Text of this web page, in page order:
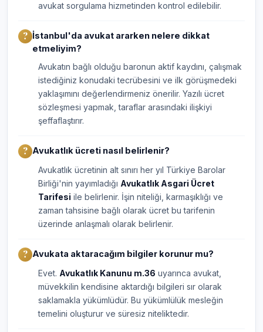
avukat sorgulama hizmetinden kontrol edilebilir.
İstanbul'da avukat ararken nelere dikkat
etmeliyim?
Avukatın bağlı olduğu baronun aktif kaydını, çalışmak
istediğiniz konudaki tecrübesini ve ilk görüşmedeki
yaklaşımını değerlendirmeniz önerilir. Yazılı ücret
sözleşmesi yapmak, taraflar arasındaki ilişkiyi
şeffaflaştırır.
Avukatlık ücreti nasıl belirlenir?
Avukatlık ücretinin alt sınırı her yıl Türkiye Barolar
Birliği'nin yayımladığı Avukatlık Asgari Ücret
Tarifesi ile belirlenir. İşin niteliği, karmaşıklığı ve
zaman tahsisine bağlı olarak ücret bu tarifenin
üzerinde anlaşmalı olarak belirlenir.
Avukata aktaracağım bilgiler korunur mu?
Evet. Avukatlık Kanunu m.36 uyarınca avukat,
müvekkilin kendisine aktardığı bilgileri sır olarak
saklamakla yükümlüdür. Bu yükümlülük mesleğin
temelini oluşturur ve süresiz niteliktedir.